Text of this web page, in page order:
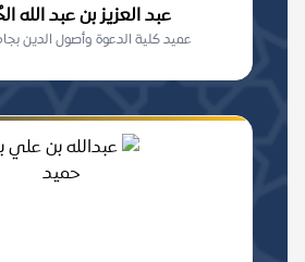
عبد العزيز بن عبد الله
عميد كلية الدعوة وأصول الدين